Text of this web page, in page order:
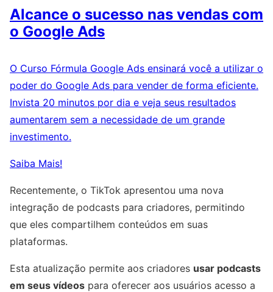
Alcance o sucesso nas vendas com
o Google Ads
O Curso Fórmula Google Ads ensinará você a utilizar o
poder do Google Ads para vender de forma eficiente.
Invista 20 minutos por dia e veja seus resultados
aumentarem sem a necessidade de um grande
investimento.
Saiba Mais!
Recentemente, o TikTok apresentou uma nova
integração de podcasts para criadores, permitindo
que eles compartilhem conteúdos em suas
plataformas.
Esta atualização permite aos criadores usar podcasts
em seus vídeos para oferecer aos usuários acesso a